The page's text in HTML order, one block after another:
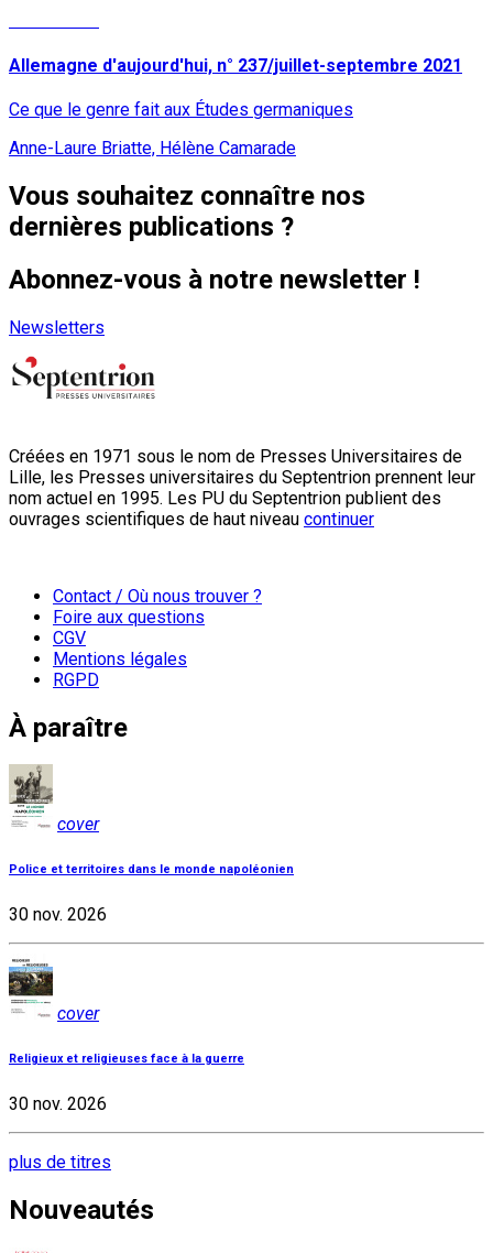
Allemagne d'aujourd'hui, n° 237/juillet-septembre 2021
Ce que le genre fait aux Études germaniques
Anne-Laure Briatte, Hélène Camarade
Vous souhaitez connaître nos
dernières publications ?
Abonnez-vous à notre newsletter !
Newsletters
Créées en 1971 sous le nom de Presses Universitaires de
Lille, les Presses universitaires du Septentrion prennent leur
nom actuel en 1995. Les PU du Septentrion publient des
ouvrages scientifiques de haut niveau continuer
Contact / Où nous trouver ?
Foire aux questions
CGV
Mentions légales
RGPD
À paraître
cover
Police et territoires dans le monde napoléonien
30 nov. 2026
cover
Religieux et religieuses face à la guerre
30 nov. 2026
plus de titres
Nouveautés